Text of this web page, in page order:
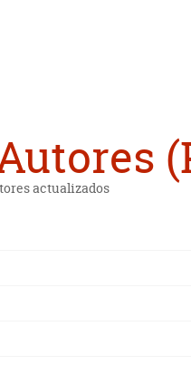
actualizados